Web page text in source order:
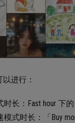
进行：
长：Fast hour 下的
式时长：「Buy